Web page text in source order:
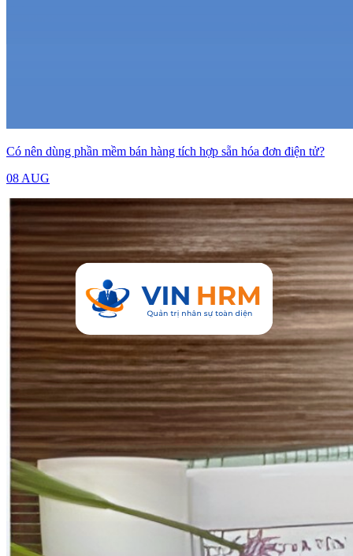
Có nên dùng phần mềm bán hàng tích hợp sẵn hóa đơn điện tử?
08 AUG